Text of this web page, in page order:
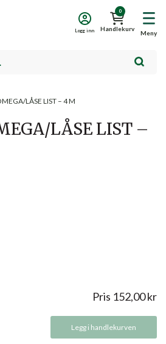
Meny
0
Handlekurv
Logg inn
LÅSE LIST – 4 M
LÅSE LIST –
Pris 152,00kr
Legg i handlekurven